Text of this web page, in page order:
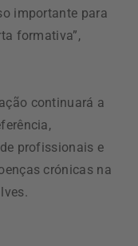
importante para
formativa”,
continuará a
profissionais e
crónicas na